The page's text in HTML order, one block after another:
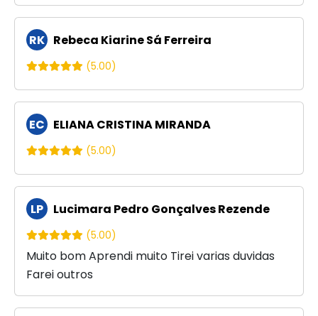
RK Rebeca Kiarine Sá Ferreira
(5.00)
EC ELIANA CRISTINA MIRANDA
(5.00)
LP Lucimara Pedro Gonçalves Rezende
(5.00)
Muito bom Aprendi muito Tirei varias duvidas
Farei outros